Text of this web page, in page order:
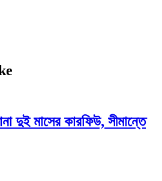
দুই মাসের কারফিউ, সীমান্তে